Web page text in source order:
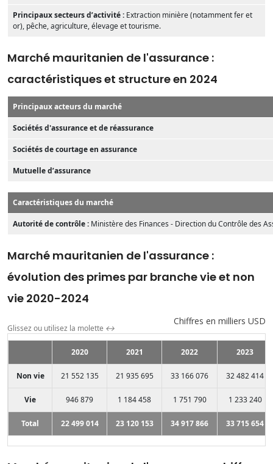
Principaux secteurs d’activité : Extraction minière (notamment fer et
or), pêche, agriculture, élevage et tourisme.
Marché mauritanien de l'assurance :
caractéristiques et structure en 2024
Principaux acteurs du marché
Sociétés d'assurance et de réassurance
Sociétés de courtage en assurance
Mutuelle d’assurance
Caractéristiques du marché
Autorité de contrôle : Ministère des Finances - Direction du Contrôle des
Marché mauritanien de l'assurance :
évolution des primes par branche vie et non
vie 2020-2024
Chiffres en milliers USD
Glissez ou utilisez la molette ↔
2020 2021 2022 2023
Non vie 21 552 135 21 935 695 33 166 076 32 482 414
Vie 946 879 1 184 458 1 751 790 1 233 240
Total 22 499 014 23 120 153 34 917 866 33 715 654